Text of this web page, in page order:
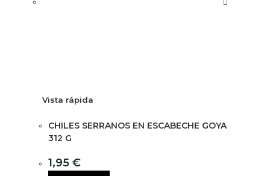
Vista rápida
CHILES SERRANOS EN ESCABECHE GOYA
312 G
1,95 €